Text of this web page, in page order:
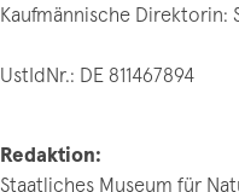
Kaufmännische Direktorin:
UstIdNr.: DE 811467894
Redaktion:
Staatliches Museum für